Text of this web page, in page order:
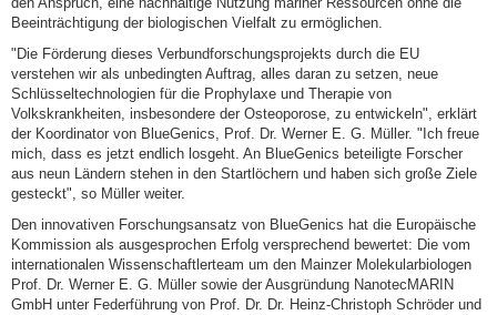
Beeinträchtigung der biologischen Vielfalt zu ermöglichen.
"Die Förderung dieses Verbundforschungsprojekts durch die EU
verstehen wir als unbedingten Auftrag, alles daran zu setzen, neue
Schlüsseltechnologien für die Prophylaxe und Therapie von
Volkskrankheiten, insbesondere der Osteoporose, zu entwickeln", erklärt
der Koordinator von BlueGenics, Prof. Dr. Werner E. G. Müller. "Ich freue
mich, dass es jetzt endlich losgeht. An BlueGenics beteiligte Forscher
aus neun Ländern stehen in den Startlöchern und haben sich große Ziele
gesteckt", so Müller weiter.
Den innovativen Forschungsansatz von BlueGenics hat die Europäische
Kommission als ausgesprochen Erfolg versprechend bewertet: Die vom
internationalen Wissenschaftlerteam um den Mainzer Molekularbiologen
Prof. Dr. Werner E. G. Müller sowie der Ausgründung NanotecMARIN
GmbH unter Federführung von Prof. Dr. Dr. Heinz-Christoph Schröder und